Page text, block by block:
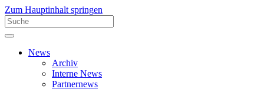
Zum Hauptinhalt springen
News
Archiv
Interne News
Partnernews